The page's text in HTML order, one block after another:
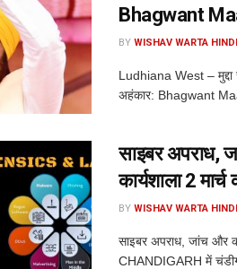
Bhagwant
BY WISHAV WARTA
Ludhiana West –
अहंकार: Bhagwant
साइबर अपराध,
कार्यशाला 2
BY WISHAV WARTA
साइबर अपराध, जांच और
CHANDIGARH में